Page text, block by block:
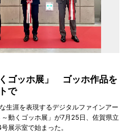
ゴッホ展」 ゴッホ作品を
で
生涯を表現するデジタルファインアー
動くゴッホ展」が7月25日、佐賀県立
展示室で始まった。